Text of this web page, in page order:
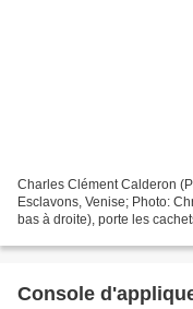
Charles Clément Calderon
Esclavons, Venise; Photo:
bas à droite), porte les
Console